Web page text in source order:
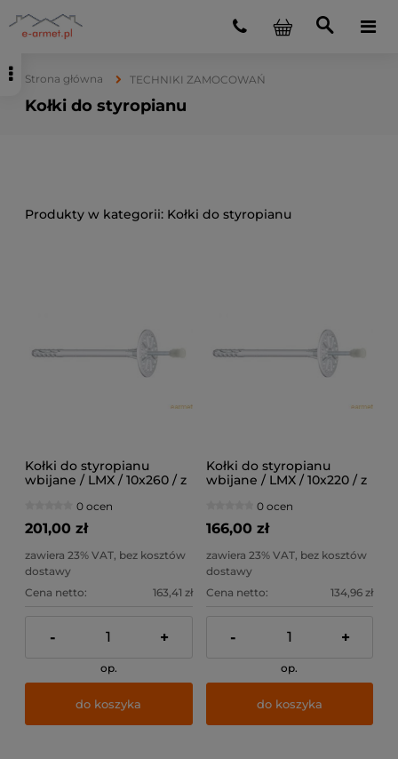
Strona główna TECHNIKI ZAMOCOWAŃ
Kołki do styropianu
Kołki do styropianu
Kołki do styropianu
wbijane / LMX / 10x260 / z
krótką strefą rozpierania /
100szt
0 ocen
201,00 zł
zawiera 23% VAT, bez kosztów
dostawy
Cena netto:
163,41 zł
- +
op.
do koszyka
Kołki do styropianu
wbijane / LMX / 10x220 / z
krótką strefą rozpierania /
100szt
0 ocen
166,00 zł
zawiera 23% VAT, bez kosztów
dostawy
Cena netto:
134,96 zł
- +
op.
do koszyka